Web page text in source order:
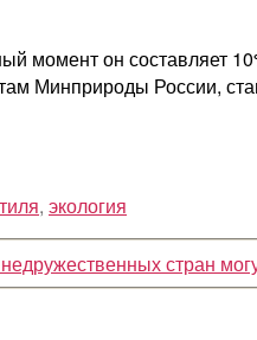
он составляет
Минприроды России,
, экология
стран